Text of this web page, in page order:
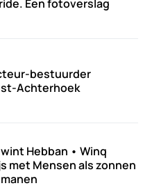
Een fotoverslag
bestuurder
Achterhoek
Hebban • Winq
met Mensen als zonnen